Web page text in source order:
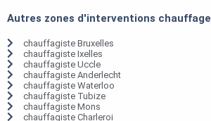
Autres zones d'interventions chauffage
chauffagiste Bruxelles
chauffagiste Ixelles
chauffagiste Uccle
chauffagiste Anderlecht
chauffagiste Waterloo
chauffagiste Tubize
chauffagiste Mons
chauffagiste Charleroi